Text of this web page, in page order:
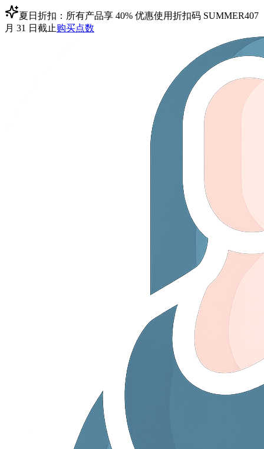
夏日折扣：所有产品享 40% 优惠使用折扣码 SUMMER407
月 31 日截止购买点数